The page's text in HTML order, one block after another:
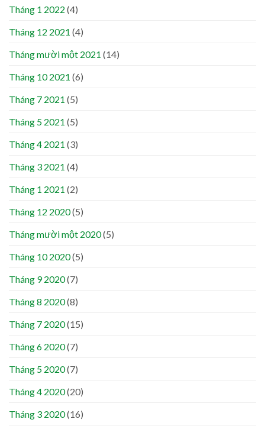
Tháng 1 2022 (4)
Tháng 12 2021 (4)
Tháng mười một 2021 (14)
Tháng 10 2021 (6)
Tháng 7 2021 (5)
Tháng 5 2021 (5)
Tháng 4 2021 (3)
Tháng 3 2021 (4)
Tháng 1 2021 (2)
Tháng 12 2020(5)
Tháng mười một 2020(5)
Tháng 10 2020(5)
Tháng 9 2020(7)
Tháng 8 2020(8)
Tháng 7 2020(15)
Tháng 6 2020(7)
Tháng 5 2020(7)
Tháng 4 2020(20)
Tháng 3 2020(16)